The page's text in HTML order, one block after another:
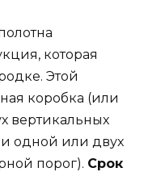
которая
Этой
коробка (или
вертикальных
и одной или двух
порог). Срок